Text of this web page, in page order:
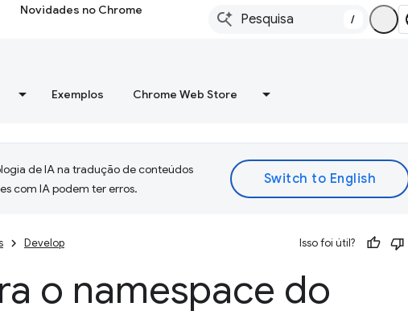
Novidades no Chrome
/
Exemplos Chrome Web Store
de IA na tradução de conteúdos
com IA podem ter erros.
Develop Isso foi útil?
o namespace do